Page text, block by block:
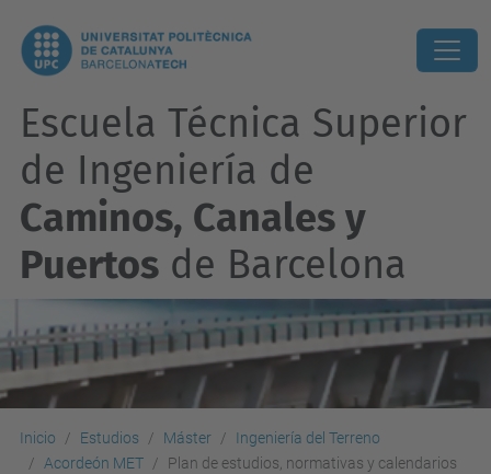
Escuela Técnica Superior
de Ingeniería de
Caminos, Canales y
Puertos de Barcelona
Inicio Estudios Máster
Ingeniería del Terreno
Acordeón MET
Plan de estudios, normativas y calendarios